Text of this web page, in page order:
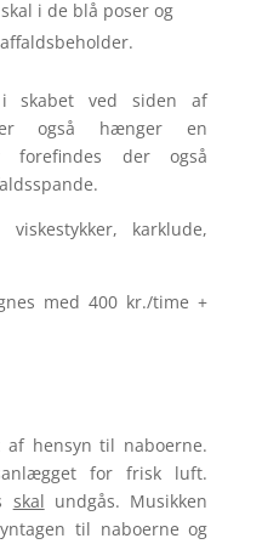
i de blå poser og
i skabet ved siden af
også hænger en
forefindes der også
karklude,
med 400 kr./time +
af hensyn til naboerne.
for frisk luft.
skal undgås. Musikken
til naboerne og